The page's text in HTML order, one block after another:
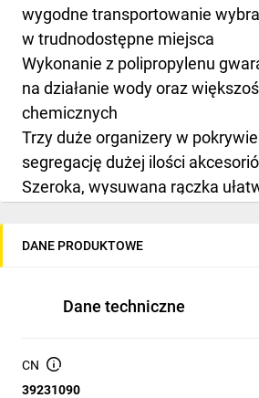
wygodne transportowanie
w trudnodostępne miejsca
Wykonanie z polipropylenu
na działanie wody oraz
chemicznych
Trzy duże organizery w
segregację dużej ilości
Szeroka, wysuwana rączka
DANE PRODUKTOWE
Dane techniczne
CN
39231090